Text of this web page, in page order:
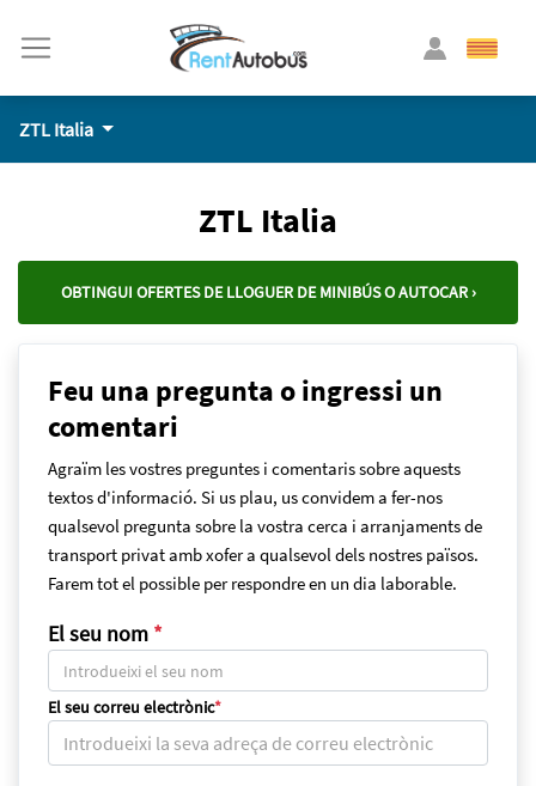
ZTL Italia
ZTL Italia
OBTINGUI OFERTES DE LLOGUER DE MINIBÚS O AUTOCAR ›
Feu una pregunta o ingressi un
comentari
Agraïm les vostres preguntes i comentaris sobre aquests
textos d'informació. Si us plau, us convidem a fer-nos
qualsevol pregunta sobre la vostra cerca i arranjaments de
transport privat amb xofer a qualsevol dels nostres països.
Farem tot el possible per respondre en un dia laborable.
El seu nom *
El seu correu electrònic*